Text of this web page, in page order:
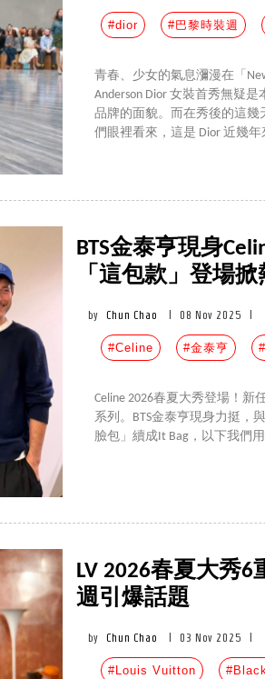
#dior #巴黎時裝週
青春、少女的氣息瀰漫在「
Anderson Dior 女裝首秀無疑
品牌的面貌。而在秀後的這
們眼裡看來，這是 Dior 近幾年
BTS金泰亨現身
「這包款」登場掀
by Chun Chao 08 Nov 2025
#Celine #金泰亨
Celine 2026春夏大秀登場！新
系列。BTS金泰亨現身力挺，
臉包」續成It Bag，以下我們
LV 2026春夏大秀
週引爆話題
by Chun Chao 03 Nov 2025
#Louis Vuitton